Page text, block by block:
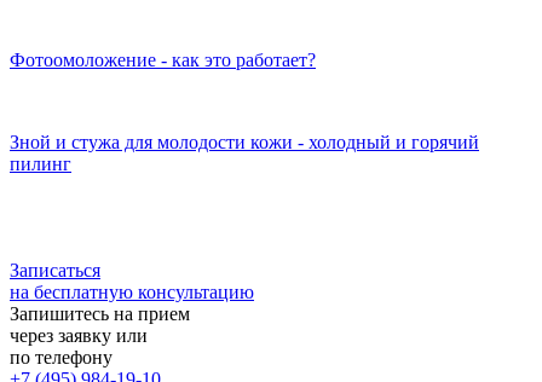
Фотоомоложение - как это работает?
Зной и стужа для молодости кожи - холодный и горячий
пилинг
Записаться
на бесплатную консультацию
Запишитесь на прием
через заявку или
по телефону